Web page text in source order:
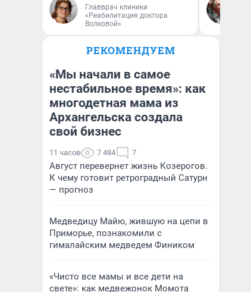
Главврач клиники
«Реабилитация доктора
Волковой»
РЕКОМЕНДУЕМ
«Мы начали в самое
нестабильное время»: как
многодетная мама из
Архангельска создала
свой бизнес
11 часов 7 484 7
Август перевернет жизнь Козерогов.
К чему готовит ретроградный Сатурн
— прогноз
Медведицу Майю, жившую на цепи в
Приморье, познакомили с
гималайским медведем Фиником
«Чисто все мамы и все дети на
свете»: как медвежонок Момота